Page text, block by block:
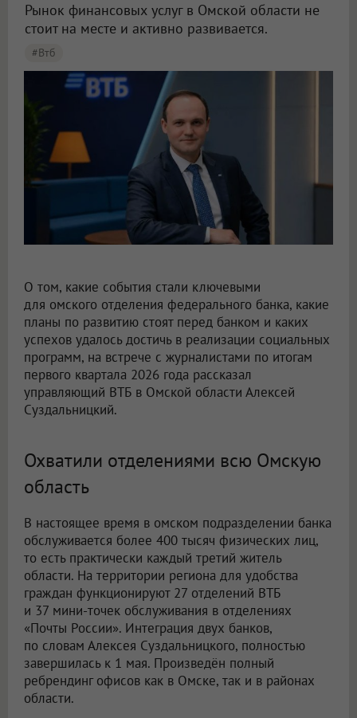
Рынок финансовых услуг в Омской области не
стоит на месте и активно развивается.
#втб
О том, какие события стали ключевыми
для омского отделения федерального банка, какие
планы по развитию стоят перед банком и каких
успехов удалось достичь в реализации социальных
программ, на встрече с журналистами по итогам
первого квартала 2026 года рассказал
управляющий ВТБ в Омской области Алексей
Суздальницкий.
Охватили отделениями всю Омскую
область
В настоящее время в омском подразделении банка
обслуживается более 400 тысяч физических лиц,
то есть практически каждый третий житель
области. На территории региона для удобства
граждан функционируют 27 отделений ВТБ
и 37 мини-точек обслуживания в отделениях
«Почты России». Интеграция двух банков,
по словам Алексея Суздальницкого, полностью
завершилась к 1 мая. Произведён полный
ребрендинг офисов как в Омске, так и в районах
области.